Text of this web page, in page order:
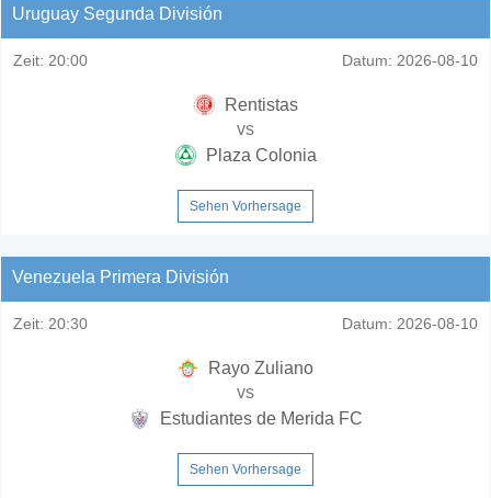
Uruguay Segunda División
Zeit: 20:00 Datum: 2026-08-10
Rentistas
vs
Plaza Colonia
Sehen Vorhersage
Venezuela Primera División
Zeit: 20:30 Datum: 2026-08-10
Rayo Zuliano
vs
Estudiantes de Merida FC
Sehen Vorhersage